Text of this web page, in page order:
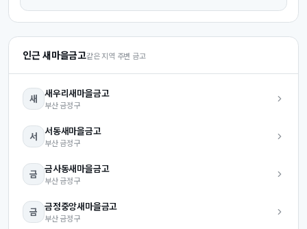
인근 새마을금고같은 지역 주변 금고
새 새우리새마을금고
부산 금정구
서 서동새마을금고
부산 금정구
금 금사동새마을금고
부산 금정구
금 금정중앙새마을금고
부산 금정구